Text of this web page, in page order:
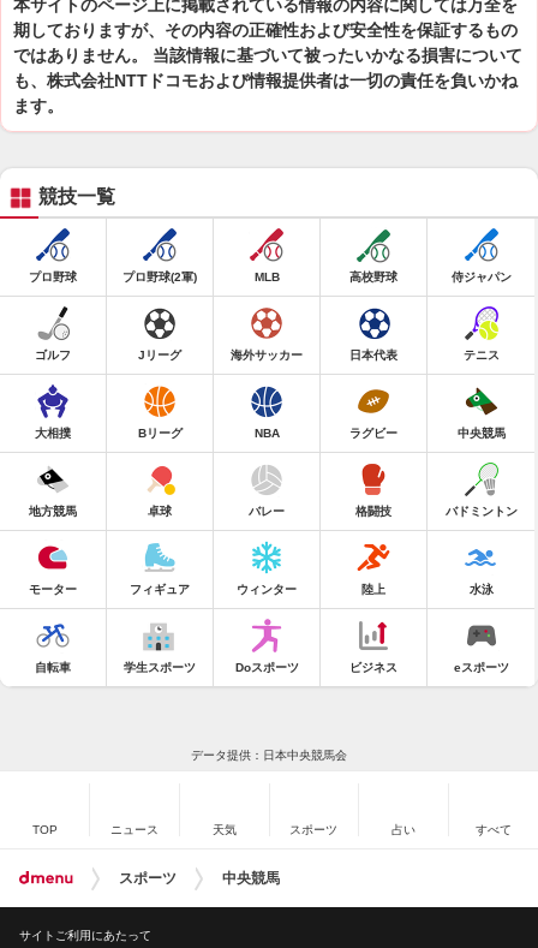
本サイトのページ上に掲載されている情報の内容に関しては万全を
期しておりますが、その内容の正確性および安全性を保証するもの
ではありません。 当該情報に基づいて被ったいかなる損害について
も、株式会社NTTドコモおよび情報提供者は一切の責任を負いかね
ます。
競技一覧
プロ野球 プロ野球(2軍) MLB 高校野球 侍ジャパン
ゴルフ Jリーグ 海外サッカー 日本代表 テニス
大相撲 Bリーグ NBA ラグビー 中央競馬
地方競馬 卓球 バレー 格闘技 バドミントン
モーター フィギュア ウィンター 陸上 水泳
自転車 学生スポーツ Doスポーツ ビジネス eスポーツ
データ提供：日本中央競馬会
TOP ニュース 天気 スポーツ 占い すべて
スポーツ 中央競馬
サイトご利用にあたって